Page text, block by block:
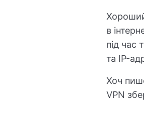
в
під час
та IP-
Хоч
VPN